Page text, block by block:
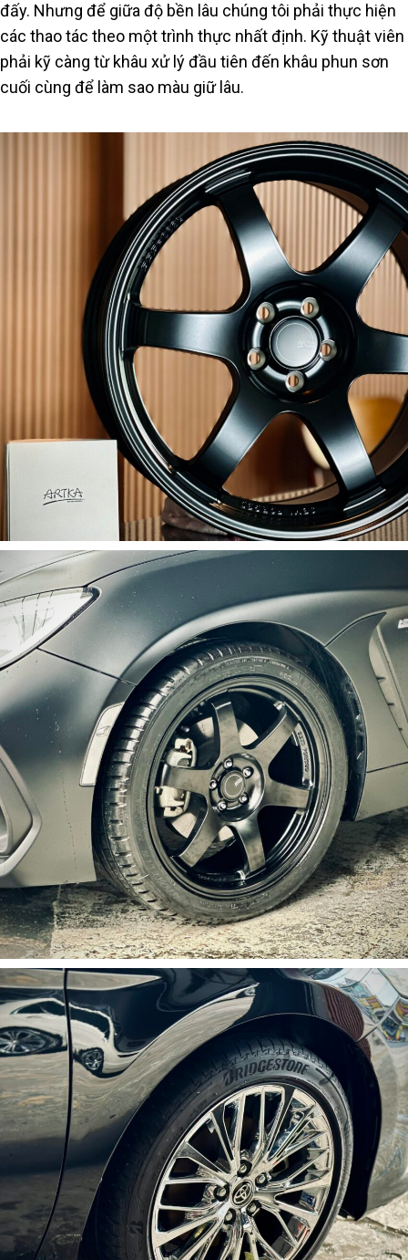
đấy. Nhưng để giữa độ bền lâu chúng tôi phải thực hiện
các thao tác theo một trình thực nhất định. Kỹ thuật viên
phải kỹ càng từ khâu xử lý đầu tiên đến khâu phun sơn
cuối cùng để làm sao màu giữ lâu.